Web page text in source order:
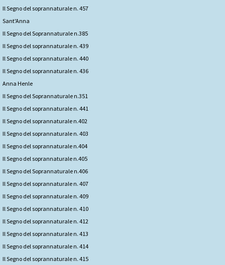
Il Segno del soprannaturale n. 457
Sant'Anna
Il Segno del Soprannaturale n.385
Il Segno del soprannaturale n. 439
Il Segno del soprannaturale n. 440
Il Segno del soprannaturale n. 436
Anna Henle
Il Segno del Soprannaturale n.351
Il Segno del soprannaturale n. 441
Il Segno del soprannaturale n.402
Il Segno del soprannaturale n. 403
Il Segno del soprannaturale n.404
Il Segno del soprannaturale n.405
Il Segno del Soprannaturale n.406
Il Segno del soprannaturale n. 407
Il Segno del soprannaturale n. 409
Il Segno del soprannaturale n. 410
Il Segno del soprannaturale n. 412
Il Segno del soprannaturale n. 413
Il Segno del soprannaturale n. 414
Il Segno del soprannaturale n. 415